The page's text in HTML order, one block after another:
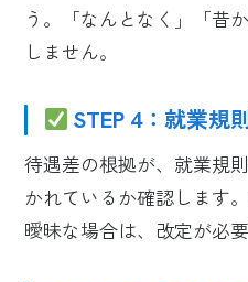
う。「なんとなく」「昔
しません。
STEP 4：就業規
待遇差の根拠が、就業規
かれているか確認します
曖昧な場合は、改定が必要